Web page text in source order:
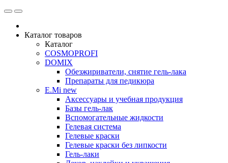
Каталог товаров
Каталог
COSMOPROFI
DOMIX
Обезжириватели, снятие гель-лака
Препараты для педикюра
E.Mi new
Аксессуары и учебная продукция
Базы гель-лак
Вспомогательные жидкости
Гелевая система
Гелевые краски
Гелевые краски без липкости
Гель-лаки